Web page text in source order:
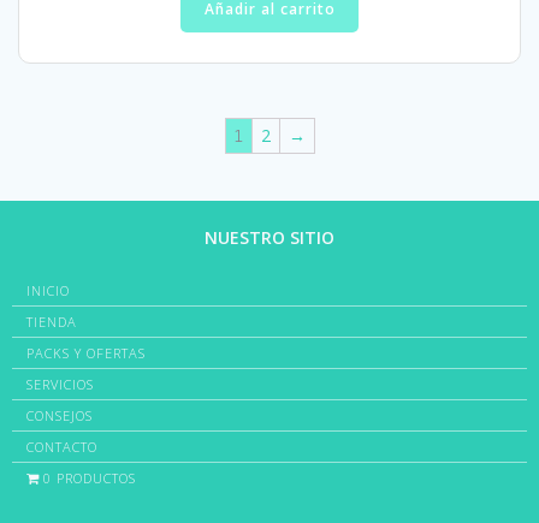
Añadir al carrito
1 2 →
NUESTRO SITIO
INICIO
TIENDA
PACKS Y OFERTAS
SERVICIOS
CONSEJOS
CONTACTO
0 PRODUCTOS